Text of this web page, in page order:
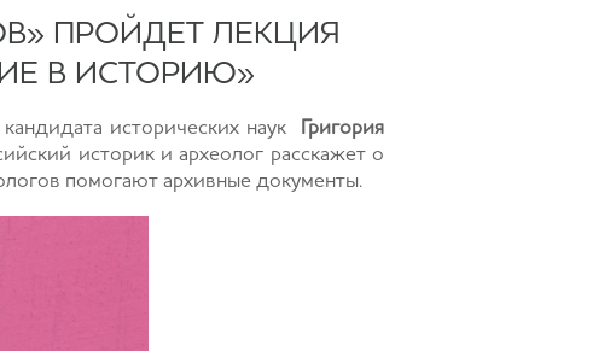
ПРОЙДЕТ ЛЕКЦИЯ
В ИСТОРИЮ»
исторических наук
Григория
историк и археолог расскажет о
помогают архивные документы.